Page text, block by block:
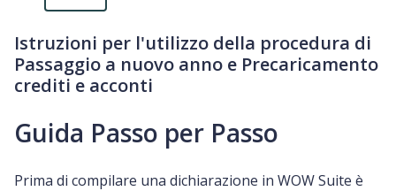
Istruzioni per l'utilizzo della procedura di
Passaggio a nuovo anno e Precaricamento
crediti e acconti
Guida Passo per Passo
Prima di compilare una dichiarazione in WOW Suite è